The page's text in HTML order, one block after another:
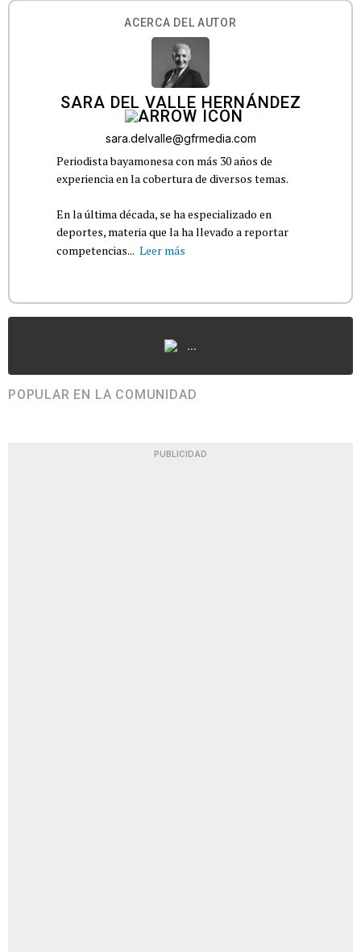
ACERCA DEL AUTOR
SARA DEL VALLE HERNÁNDEZ
sara.delvalle@gfrmedia.com
Periodista bayamonesa con más 30 años de
experiencia en la cobertura de diversos temas.
En la última década, se ha especializado en
deportes, materia que la ha llevado a reportar
competencias... Leer más
...
POPULAR EN LA COMUNIDAD
PUBLICIDAD